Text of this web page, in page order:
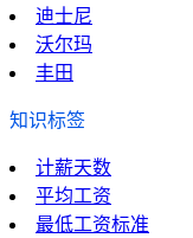
迪士尼
沃尔玛
丰田
知识标签
计薪天数
平均工资
最低工资标准